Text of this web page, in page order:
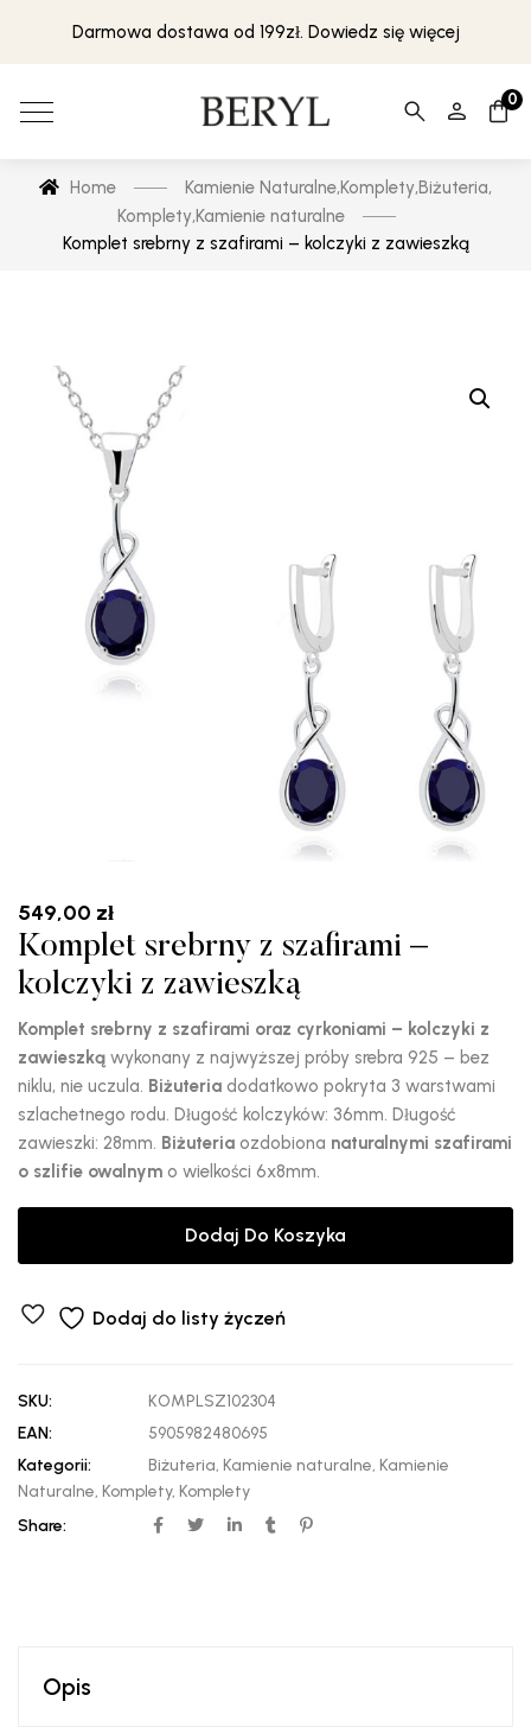
Darmowa dostawa od 199zł. Dowiedz się więcej
0
Home Kamienie Naturalne,Komplety,Biżuteria,
Komplety,Kamienie naturalne
Komplet srebrny z szafirami – kolczyki z zawieszką
549,00 zł
Komplet srebrny z szafirami –
kolczyki z zawieszką
Komplet srebrny z szafirami oraz cyrkoniami – kolczyki z
zawieszką wykonany z najwyższej próby srebra 925 – bez
niklu, nie uczula. Biżuteria dodatkowo pokryta 3 warstwami
szlachetnego rodu. Długość kolczyków: 36mm. Długość
zawieszki: 28mm. Biżuteria ozdobiona naturalnymi szafirami
o szlifie owalnym o wielkości 6x8mm.
Dodaj Do Koszyka
Dodaj do listy życzeń
SKU:
KOMPLSZ102304
EAN:
5905982480695
Kategorii:
Biżuteria, Kamienie naturalne, Kamienie
Naturalne, Komplety, Komplety
Share:
Opis